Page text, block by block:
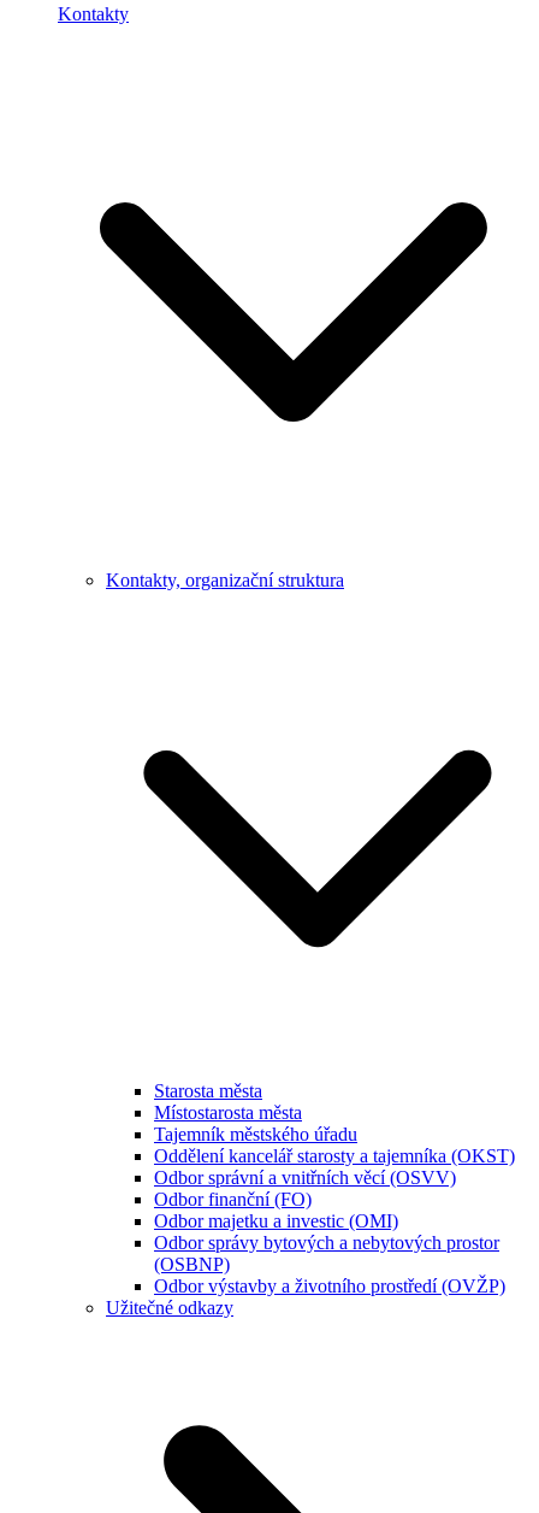
Kontakty
Kontakty, organizační struktura
Starosta města
Místostarosta města
Tajemník městského úřadu
Oddělení kancelář starosty a tajemníka (OKST)
Odbor správní a vnitřních věcí (OSVV)
Odbor finanční (FO)
Odbor majetku a investic (OMI)
Odbor správy bytových a nebytových prostor
(OSBNP)
Odbor výstavby a životního prostředí (OVŽP)
Užitečné odkazy